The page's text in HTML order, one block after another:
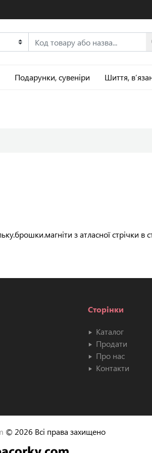
Подарунки, сувеніри Шиття,
з атласної стрічки
Сторінки
Каталог
Продати
Про нас
Контакти
© 2026 Всі права захищено